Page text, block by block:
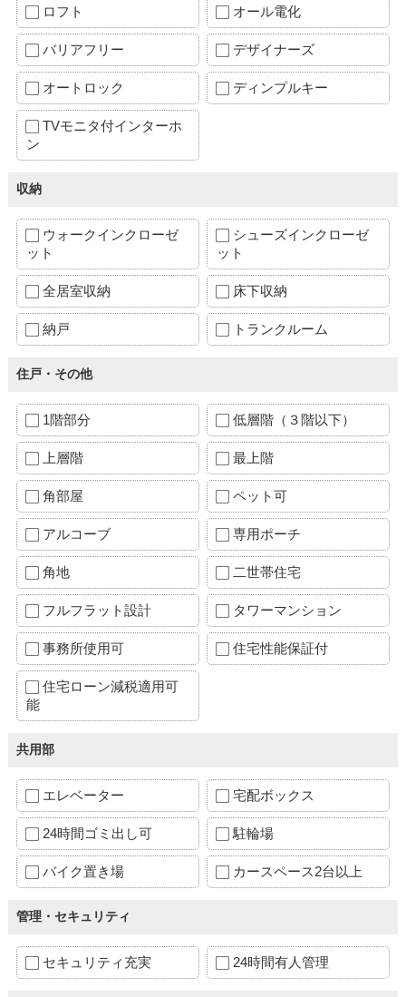
ロフト オール電化
バリアフリー デザイナーズ
オートロック ディンプルキー
TVモニタ付インターホ
ン
収納
ウォークインクローゼ
ット
シューズインクローゼ
ット
全居室収納 床下収納
納戸 トランクルーム
住戸・その他
1階部分 低層階（３階以下）
上層階 最上階
角部屋 ペット可
アルコーブ 専用ポーチ
角地 二世帯住宅
フルフラット設計 タワーマンション
事務所使用可 住宅性能保証付
住宅ローン減税適用可
能
共用部
エレベーター 宅配ボックス
24時間ゴミ出し可 駐輪場
バイク置き場 カースペース2台以上
管理・セキュリティ
セキュリティ充実 24時間有人管理